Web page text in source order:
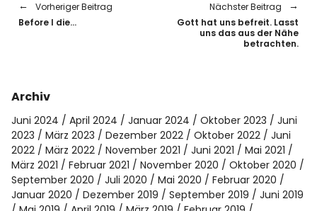
Vorheriger Beitrag
Before I die…
Nächster Beitrag
Gott hat uns befreit. Lasst
uns das aus der Nähe
betrachten.
Archiv
Juni 2024 April 2024 Januar 2024 Oktober 2023
Juni
2023
März 2023 Dezember 2022 Oktober 2022
Juni
2022
März 2022 November 2021 Juni 2021
Mai 2021
März 2021
Februar 2021 November 2020
Oktober 2020
September 2020
Juli 2020 Mai 2020
Februar 2020
Januar 2020
Dezember 2019 September 2019
Juni 2019